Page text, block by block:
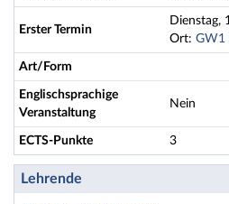
Erster Termin
Dienstag,
Ort: GW1
Art/Form
Englischsprachige
Veranstaltung
Nein
ECTS-Punkte 3
Lehrende